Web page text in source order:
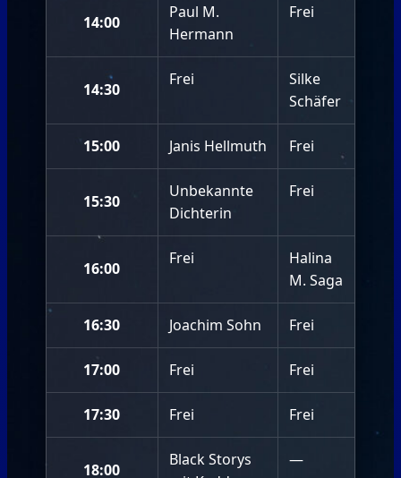
14:00
Paul M.
Hermann
Frei
14:30
Frei
Silke
Schäfer
15:00 Janis Hellmuth Frei
15:30
Unbekannte
Dichterin
Frei
16:00
Frei
Halina
M. Saga
16:30 Joachim Sohn Frei
17:00 Frei Frei
17:30 Frei Frei
18:00
Black Storys
—